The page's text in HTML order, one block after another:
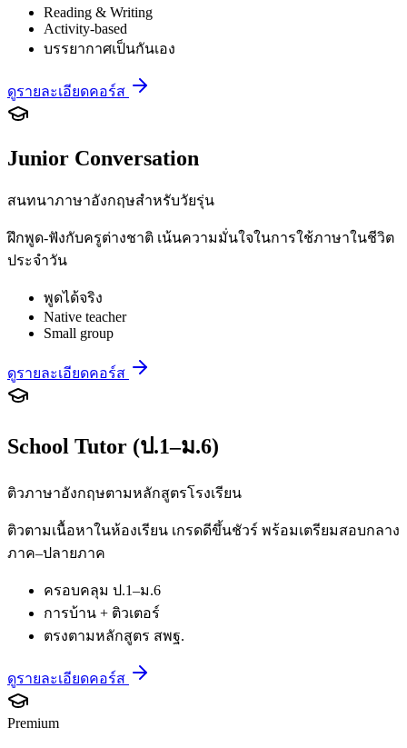
Reading & Writing
Activity-based
บรรยากาศเป็นกันเอง
ดูรายละเอียดคอร์ส
Junior Conversation
สนทนาภาษาอังกฤษสำหรับวัยรุ่น
ฝึกพูด-ฟังกับครูต่างชาติ เน้นความมั่นใจในการใช้ภาษาในชีวิต
ประจำวัน
พูดได้จริง
Native teacher
Small group
ดูรายละเอียดคอร์ส
School Tutor (ป.1–ม.6)
ติวภาษาอังกฤษตามหลักสูตรโรงเรียน
ติวตามเนื้อหาในห้องเรียน เกรดดีขึ้นชัวร์ พร้อมเตรียมสอบกลาง
ภาค–ปลายภาค
ครอบคลุม ป.1–ม.6
การบ้าน + ติวเตอร์
ตรงตามหลักสูตร สพฐ.
ดูรายละเอียดคอร์ส
Premium